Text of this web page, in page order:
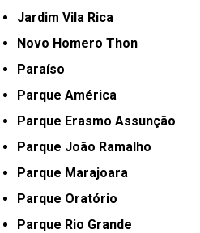
Jardim Vila Rica
Novo Homero Thon
Paraíso
Parque América
Parque Erasmo Assunção
Parque João Ramalho
Parque Marajoara
Parque Oratório
Parque Rio Grande